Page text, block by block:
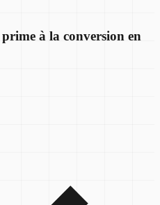
à la conversion en